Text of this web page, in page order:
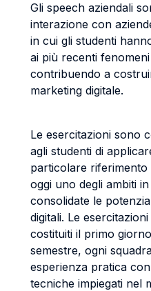
Gli speech aziendali
interazione con
in cui gli studenti
ai più recenti
contribuendo a
marketing digitale.
Le esercitazioni sono
agli studenti di
particolare
oggi uno degli ambiti
consolidate le
digitali. Le
costituiti il primo
semestre, ogni
esperienza pratica
tecniche impiegati nel